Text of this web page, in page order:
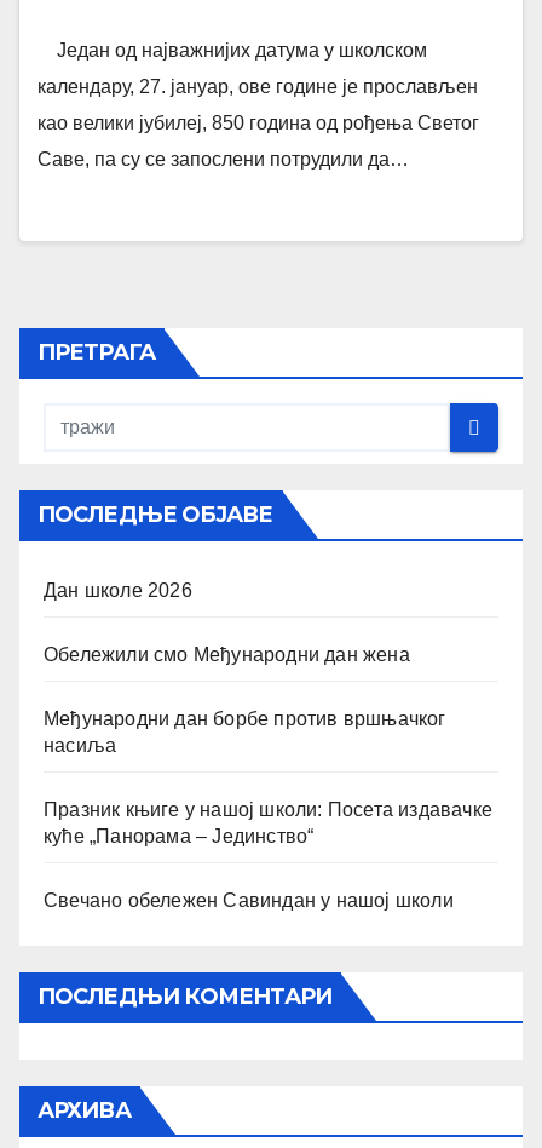
Један од најважнијих датума у школском
календару, 27. јануар, ове године је прослављен
као велики јубилеј, 850 година од рођења Светог
Саве, па су се запослени потрудили да…
ПРЕТРАГА
ПОСЛЕДЊЕ ОБЈАВЕ
Дан школе 2026
Обележили смо Међународни дан жена
Међународни дан борбе против вршњачког
насиља
Празник књиге у нашој школи: Посета издавачке
куће „Панорама – Јединство“
Свечано обележен Савиндан у нашој школи
ПОСЛЕДЊИ КОМЕНТАРИ
АРХИВА